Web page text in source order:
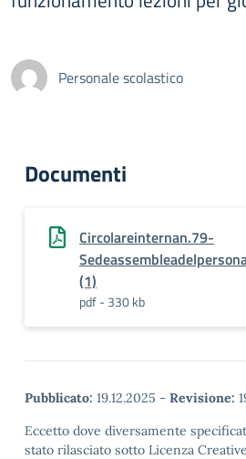
Personale scolastico
Documenti
Circolareinternan.79-
(1)
pdf - 330 kb
Pubblicato: 19.12.2025 - Revisione:
Eccetto dove diversamente
stato rilasciato sotto Licenza